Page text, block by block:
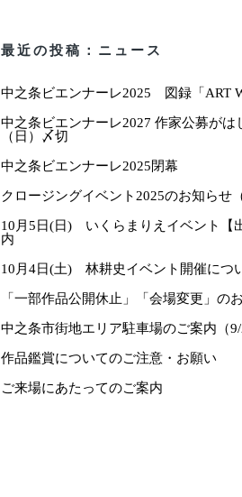
最近の投稿：ニュース
中之条ビエンナーレ2025 図録「ART
中之条ビエンナーレ2027 作家公募がは
（日）〆切
中之条ビエンナーレ2025閉幕
クロージングイベント2025のお知らせ
10月5日(日) いくらまりえイベント【
内
10月4日(土) 林耕史イベント開催につ
「一部作品公開休止」「会場変更」の
中之条市街地エリア駐車場のご案内（
作品鑑賞についてのご注意・お願い
ご来場にあたってのご案内